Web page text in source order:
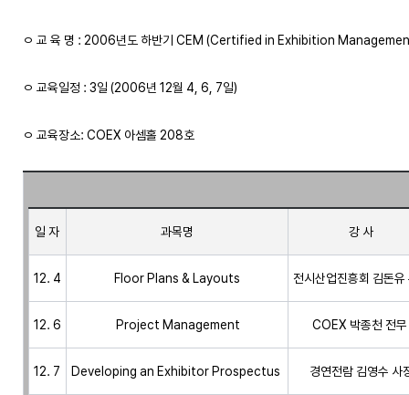
ㅇ 교 육 명 : 2006년도 하반기 CEM (Certified in Exhibition
ㅇ 교육일정 : 3일 (2006년 12월 4, 6, 7일)
ㅇ 교육장소: COEX 아셈홀 208호
일 자 과목명 강 사
12. 4 Floor Plans & Layouts 전시산업진흥회 김돈유
12. 6
  Project Management
COEX 박종천 전
12. 7 Developing an Exhibitor Prospectus 경연전람 김영수 사